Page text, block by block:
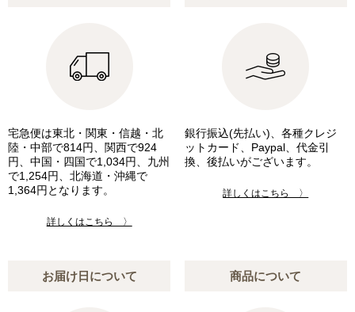
宅急便は東北・関東・信越・北
陸・中部で814円、関西で924
円、中国・四国で1,034円、九州
で1,254円、北海道・沖縄で
1,364円となります。
詳しくはこちら 〉
銀行振込(先払い)、各種クレジ
ットカード、Paypal、代金引
換、後払いがございます。
詳しくはこちら 〉
お届け日について 商品について